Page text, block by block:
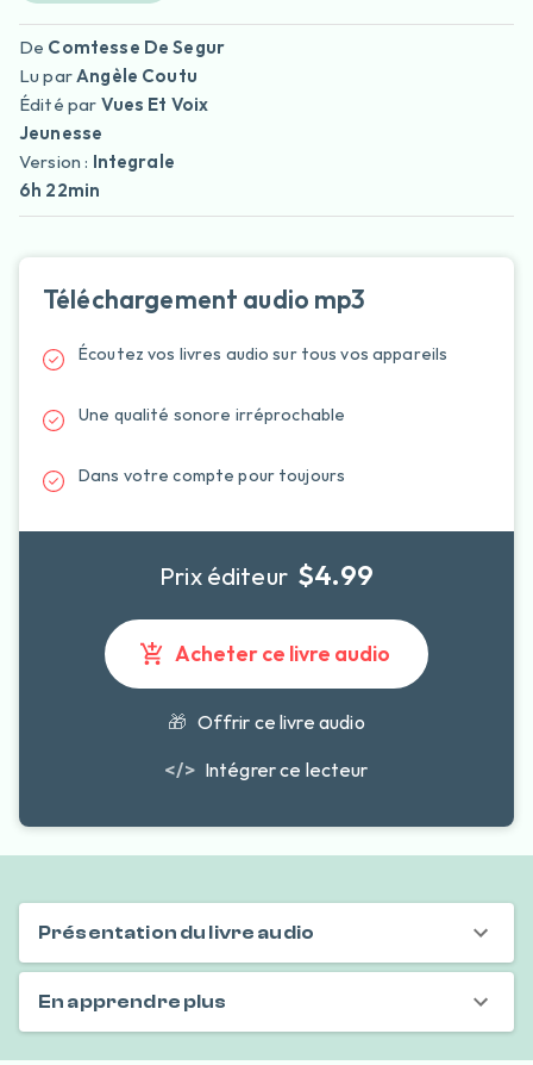
De Comtesse De Segur
Lu parAngèle Coutu
Édité par Vues Et Voix
Jeunesse
Version : Integrale
6h 22min
Téléchargement audio mp3
Écoutez vos livres audio sur tous vos appareils
Une qualité sonore irréprochable
Dans votre compte pour toujours
Prix éditeur $4.99
Acheter ce livre audio
🎁 Offrir ce livre audio
</> Intégrer ce lecteur
Présentation du livre audio
En apprendre plus